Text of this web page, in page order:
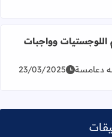
وواجبات الإدارة
وواجبات
دعامسة 23/03/2025